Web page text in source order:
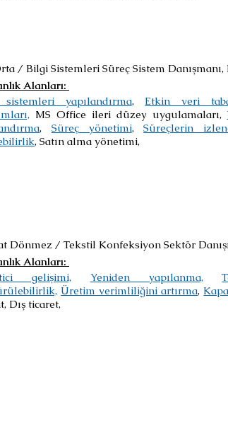
/ Bilgi Sistemleri Süreç Sistem Danışmanı,
Alanları:
yapılandırma, Etkin veri
MS Office ileri düzey uygulamaları,
, Süreç yönetimi,Süreçlerin
, Satın alma yönetimi,
Dönmez / Tekstil Konfeksiyon Sektör
Alanları:
gelişimi,
Yeniden yapılanma,
Üretim verimliliğini artırma,
Dış ticaret,